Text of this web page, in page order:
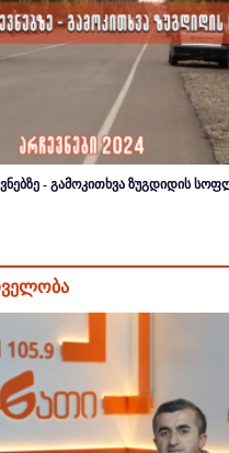
- გამოკითხვა ზუგდიდის